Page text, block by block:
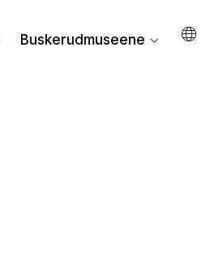
Buskerudmuseene